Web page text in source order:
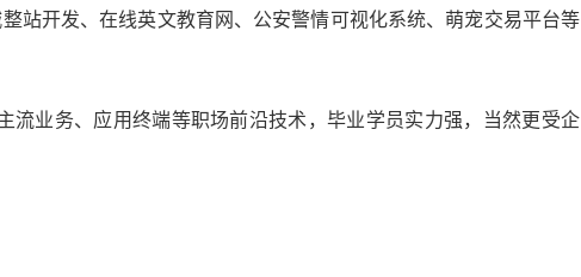
站开发、在线英文教育网、公安警情可视化系统、萌宠交易平台等
业务、应用终端等职场前沿技术，毕业学员实力强，当然更受企